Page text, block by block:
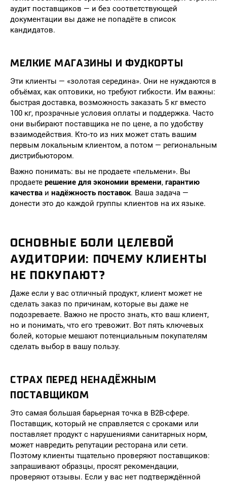
аудит поставщиков — и без соответствующей
документации вы даже не попадёте в список
кандидатов.
МЕЛКИЕ МАГАЗИНЫ И ФУДКОРТЫ
Эти клиенты — «золотая середина». Они не нуждаются в
объёмах, как оптовики, но требуют гибкости. Им важны:
быстрая доставка, возможность заказать 5 кг вместо
100 кг, прозрачные условия оплаты и поддержка. Часто
они выбирают поставщика не по цене, а по удобству
взаимодействия. Кто-то из них может стать вашим
первым локальным клиентом, а потом — региональным
дистрибьютором.
Важно понимать: вы не продаете «пельмени». Вы
продаете решение для экономии времени, гарантию
качества и надёжность поставок. Ваша задача —
донести это до каждой группы клиентов на их языке.
ОСНОВНЫЕ БОЛИ ЦЕЛЕВОЙ
АУДИТОРИИ: ПОЧЕМУ КЛИЕНТЫ
НЕ ПОКУПАЮТ?
Даже если у вас отличный продукт, клиент может не
сделать заказ по причинам, которые вы даже не
подозреваете. Важно не просто знать, кто ваш клиент,
но и понимать, что его тревожит. Вот пять ключевых
болей, которые мешают потенциальным покупателям
сделать выбор в вашу пользу.
СТРАХ ПЕРЕД НЕНАДЁЖНЫМ
ПОСТАВЩИКОМ
Это самая большая барьерная точка в B2B-сфере.
Поставщик, который не справляется с сроками или
поставляет продукт с нарушениями санитарных норм,
может навредить репутации ресторана или сети.
Поэтому клиенты тщательно проверяют поставщиков:
запрашивают образцы, просят рекомендации,
проверяют отзывы. Если у вас нет подтверждённой